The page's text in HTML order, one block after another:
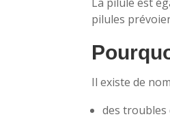
pilules
Il existe de
des